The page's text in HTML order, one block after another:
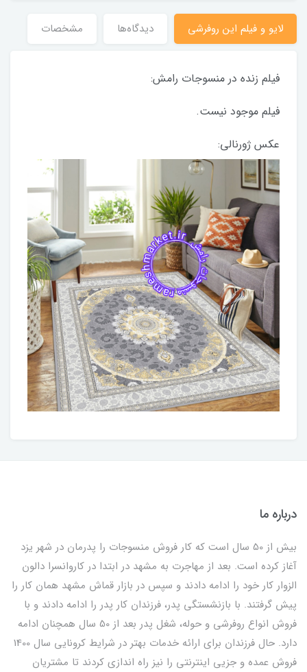
لایو و فیلم این روفرشی دیدگاه‌ها مشخصات
فیلم زنده در منسوجات رامش:
فیلم موجود نیست.
عکس ژورنالی:
درباره ما
بیش از 50 سال است که کار فروش منسوجات را پدرمان در شهر یزد
آغاز کرده است. بعد از مهاجرت به مشهد در ابتدا در کاروانسرا دالون
الزوار کار خود را ادامه دادند و سپس در بازار قماش مشهد همان کار را
پیش گرفتند. با بازنشستگی پدر، فرزندان کار پدر را ادامه دادند و با
فروش انواع روفرشی و حوله، شغل پدر بعد از 50 سال همچنان ادامه
دارد. حال فرزندان برای ارائه خدمات بهتر در شرایط کرونایی سال 1400
فروش عمده و جزیی اینترنتی را نیز راه اندازی کردند تا مشتریان